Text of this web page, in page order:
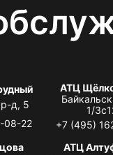
д, 5
08-22
АТЦ
1/
+7 (495)
АТЦ